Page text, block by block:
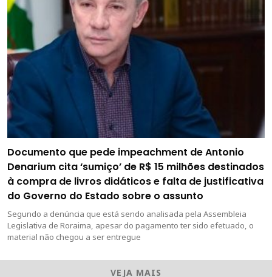
Documento que pede impeachment de Antonio
Denarium cita ‘sumiço’ de R$ 15 milhões destinados
à compra de livros didáticos e falta de justificativa
do Governo do Estado sobre o assunto
Segundo a denúncia que está sendo analisada pela Assembleia
Legislativa de Roraima, apesar do pagamento ter sido efetuado, o
material não chegou a ser entregue
VEJA MAIS